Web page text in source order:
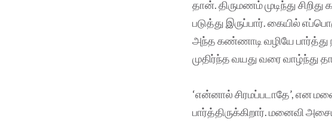
தான். திருமணம் முடிந்து
படுத்து இருப்பார். கையில்
அந்த கண்ணாடி வழியே பார்த்து
முதிர்ந்த வயது வரை வாழ்ந்து
‘என்னால் சிரமப்படாதே’, என
பார்த்திருக்கிறார். மனைவி